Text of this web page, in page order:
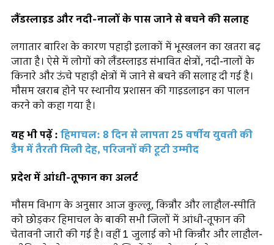
लैंडस्लाइड और नदी-नालों के पास जाने से बचने की सलाह
लगातार बारिश के कारण पहाड़ी इलाकों में भूस्खलन का खतरा बढ़
जाता है। ऐसे में लोगों को लैंडस्लाइड संभावित क्षेत्रों, नदी-नालों के
किनारे और ऊंचे पहाड़ी क्षेत्रों में जाने से बचने की सलाह दी गई है।
मौसम खराब होने पर स्थानीय प्रशासन की गाइडलाइन का पालन
करने को कहा गया है।
यह भी पढ़ें : हिमाचल: 8 दिन से लापता 25 वर्षीय युवती की
डैम में तैरती मिली देह, परिजनों की टूटी उम्मीद
प्रदेश में आंधी-तूफान का अलर्ट
मौसम विभाग के अनुसार आज कुल्लू, किन्नौर और लाहौल-स्पीति
को छोड़कर हिमाचल के बाकी सभी जिलों में आंधी-तूफान की
चेतावनी जारी की गई है। वहीं 1 जुलाई को भी किन्नौर और लाहौल-